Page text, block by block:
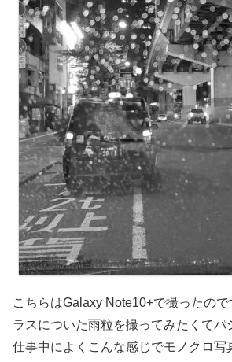
こちらはGalaxy Note10+で撮ったの
ラスについた雨粒を撮ってみたくてパ
仕事中によくこんな感じでモノクロ写